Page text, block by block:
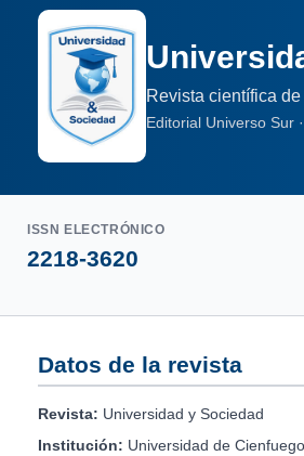
Revista científica
Editorial Universo Sur
ISSN ELECTRÓNICO
2218-3620
Datos de la revista
Revista: Universidad y Sociedad
Institución: Universidad de